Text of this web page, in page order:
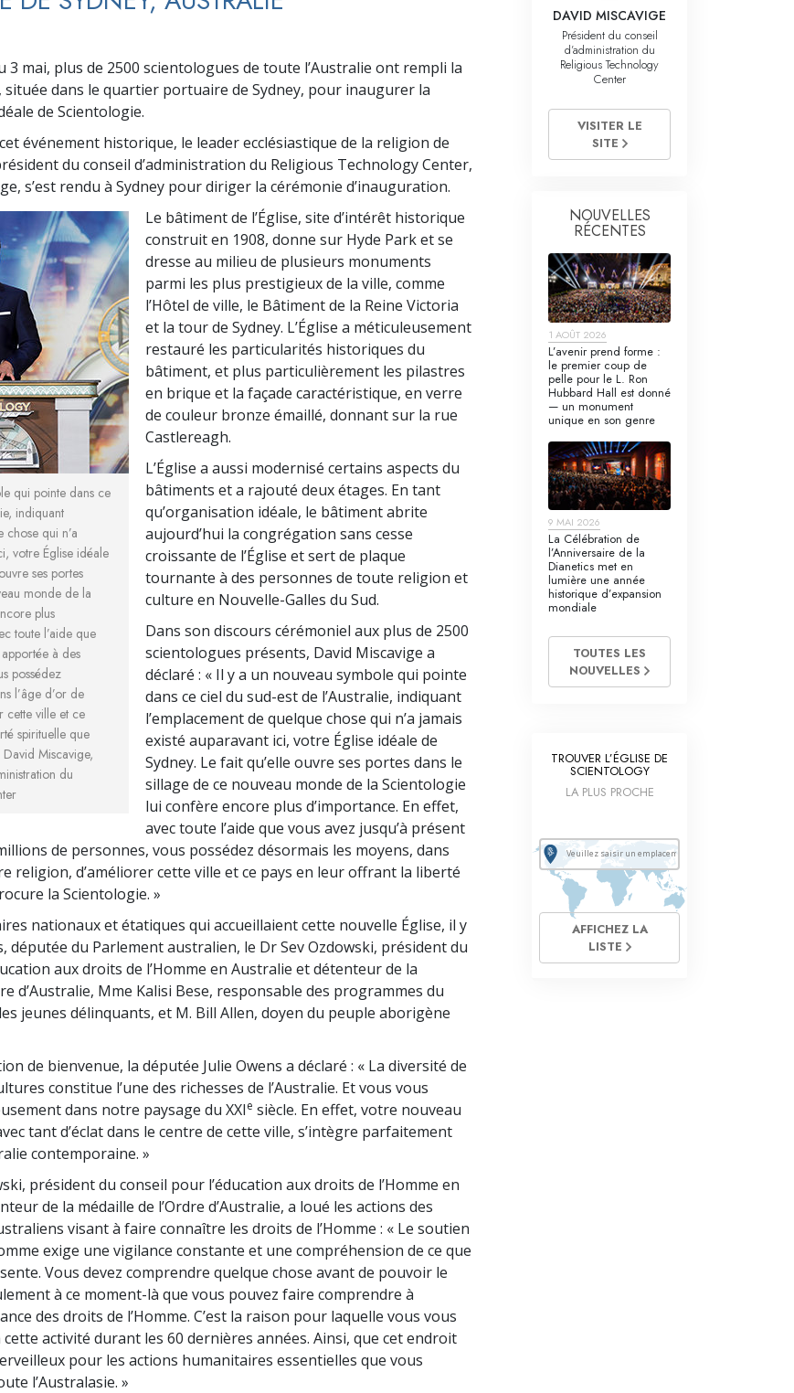
3 mai, plus de 2500 scientologues de toute l’Australie ont rempli la
située dans le quartier portuaire de Sydney, pour inaugurer la
de Scientologie.
événement historique, le leader ecclésiastique de la religion de
du conseil d’administration du Religious Technology Center,
s’est rendu à Sydney pour diriger la cérémonie d’inauguration.
qui pointe dans ce
indiquant
chose qui n’a
votre Église idéale
ses portes
monde de la
plus
toute l’aide que
à des
possédez
l’âge d’or de
cette ville et ce
spirituelle que
David Miscavige,
du
Le bâtiment de l’Église, site d’intérêt historique
construit en 1908, donne sur Hyde Park et se
dresse au milieu de plusieurs monuments
parmi les plus prestigieux de la ville, comme
l’Hôtel de ville, le Bâtiment de la Reine Victoria
et la tour de Sydney. L’Église a méticuleusement
restauré les particularités historiques du
bâtiment, et plus particulièrement les pilastres
en brique et la façade caractéristique, en verre
de couleur bronze émaillé, donnant sur la rue
Castlereagh.
L’Église a aussi modernisé certains aspects du
bâtiments et a rajouté deux étages. En tant
qu’organisation idéale, le bâtiment abrite
aujourd’hui la congrégation sans cesse
croissante de l’Église et sert de plaque
tournante à des personnes de toute religion et
culture en Nouvelle-Galles du Sud.
Dans son discours cérémoniel aux plus de 2500
scientologues présents, David Miscavige a
déclaré : « Il y a un nouveau symbole qui pointe
dans ce ciel du sud-est de l’Australie, indiquant
l’emplacement de quelque chose qui n’a jamais
existé auparavant ici, votre Église idéale de
Sydney. Le fait qu’elle ouvre ses portes dans le
sillage de ce nouveau monde de la Scientologie
lui confère encore plus d’importance. En effet,
avec toute l’aide que vous avez jusqu’à présent
de personnes, vous possédez désormais les moyens, dans
religion, d’améliorer cette ville et ce pays en leur offrant la liberté
la Scientologie. »
nationaux et étatiques qui accueillaient cette nouvelle Église, il y
députée du Parlement australien, le Dr Sev Ozdowski, président du
aux droits de l’Homme en Australie et détenteur de la
d’Australie, Mme Kalisi Bese, responsable des programmes du
jeunes délinquants, et M. Bill Allen, doyen du peuple aborigène
de bienvenue, la députée Julie Owens a déclaré : « La diversité de
constitue l’une des richesses de l’Australie. Et vous vous
dans notre paysage du XXIe siècle. En effet, votre nouveau
tant d’éclat dans le centre de cette ville, s’intègre parfaitement
contemporaine. »
président du conseil pour l’éducation aux droits de l’Homme en
de la médaille de l’Ordre d’Australie, a loué les actions des
visant à faire connaître les droits de l’Homme : « Le soutien
exige une vigilance constante et une compréhension de ce que
Vous devez comprendre quelque chose avant de pouvoir le
à ce moment-là que vous pouvez faire comprendre à
des droits de l’Homme. C’est la raison pour laquelle vous vous
cette activité durant les 60 dernières années. Ainsi, que cet endroit
pour les actions humanitaires essentielles que vous
l’Australasie. »
DAVID MISCAVIGE
Président du conseil
d’administration du
Religious Technology
Center
VISITER LE
SITE
NOUVELLES
RÉCENTES
1 AOÛT 2026
L’avenir prend forme :
le premier coup de
pelle pour le L. Ron
Hubbard Hall est donné
— un monument
unique en son genre
9 MAI 2026
La Célébration de
l’Anniversaire de la
Dianetics met en
lumière une année
historique d’expansion
mondiale
TOUTES LES
NOUVELLES
TROUVER L’ÉGLISE DE
SCIENTOLOGY
LA PLUS PROCHE
AFFICHEZ LA
LISTE